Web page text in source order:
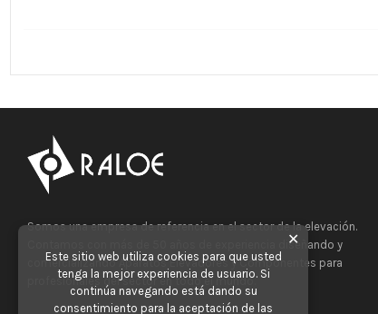
Somos una empresa de referencia en el sector de la elevación.
Contamos con más de 50 años de experiencia diseñando y
comercializando Aparatos Elevadores y Componentes para
profesionales del sector en todo el mundo.
✕
Este sitio web utiliza cookies para que usted
tenga la mejor experiencia de usuario. Si
continúa navegando está dando su
consentimiento para la aceptación de las